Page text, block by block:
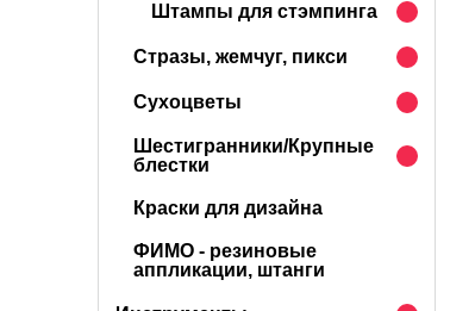
Штампы для стэмпинга
Стразы, жемчуг, пикси
Сухоцветы
Шестигранники/Крупные
блестки
Краски для дизайна
ФИМО - резиновые
аппликации, штанги